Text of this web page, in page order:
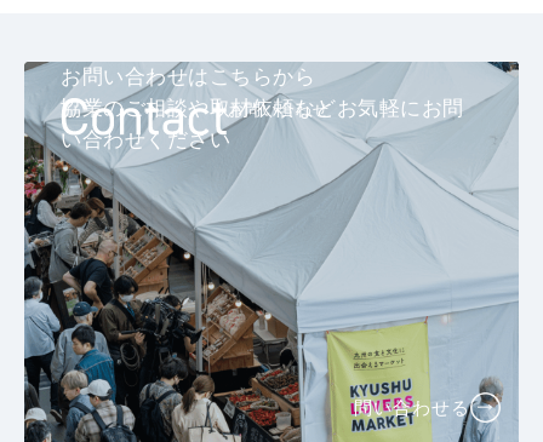
お問い合わせ
お問い合わせはこちらから
協業のご相談や取材依頼などお気軽にお問
い合わせください
問い合わせる